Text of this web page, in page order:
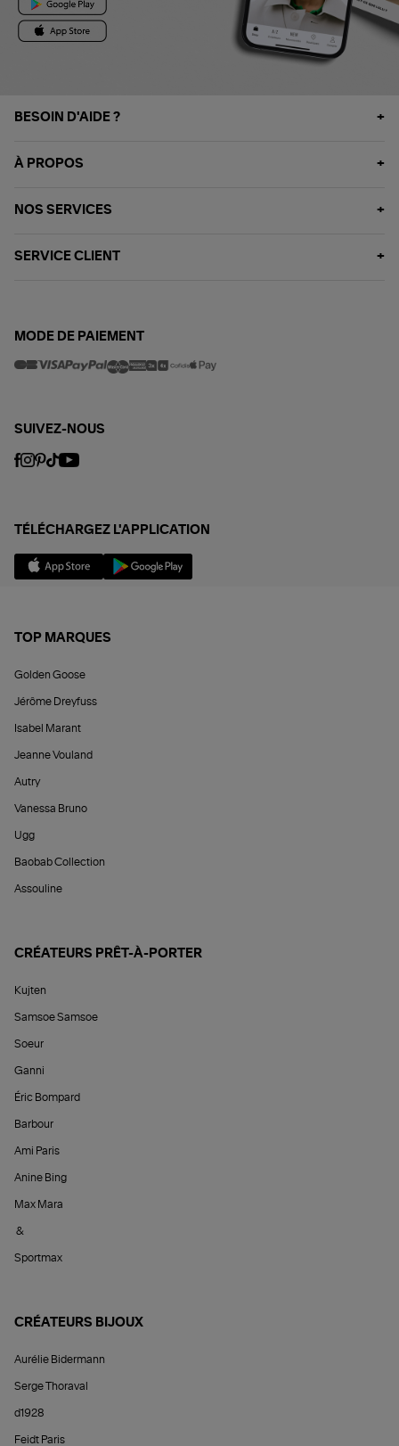
BESOIN D'AIDE ?
À PROPOS
NOS SERVICES
SERVICE CLIENT
MODE DE PAIEMENT
SUIVEZ-NOUS
TÉLÉCHARGEZ L'APPLICATION
TOP MARQUES
Golden Goose
Jérôme Dreyfuss
Isabel Marant
Jeanne Vouland
Autry
Vanessa Bruno
Ugg
Baobab Collection
Assouline
CRÉATEURS PRÊT-À-PORTER
Kujten
Samsoe Samsoe
Soeur
Ganni
Éric Bompard
Barbour
Ami Paris
Anine Bing
Max Mara
&
Sportmax
CRÉATEURS BIJOUX
Aurélie Bidermann
Serge Thoraval
d1928
Feidt Paris